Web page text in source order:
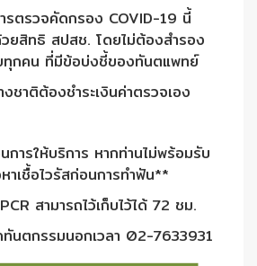
รตรวจคัดกรอง COVID-19 นี้
วยสิทธิ สปสช. โดยไม่ต้องสำรอง
ทุกคน ที่มีข้อบ่งชี้ของทันตแพทย์
ชาติต้องชำระเงินค่าตรวจเอง
ารให้บริการ หากท่านไม่พร้อมรับ
าเชื้อไวรัสก่อนการทำฟัน**
สามารถไว้เก็บไว้ได้ 72 ชม.
นตกรรมนอกเวลา 02-7633931